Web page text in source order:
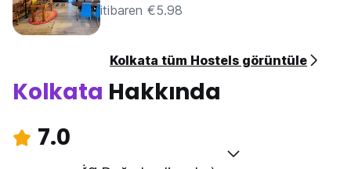
itibaren €5.98
Kolkata tüm Hostels görüntüle
Kolkata Hakkında
7.0